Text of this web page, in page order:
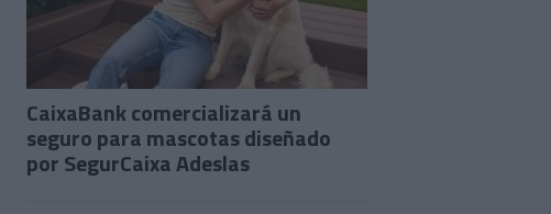
CaixaBank comercializará un
seguro para mascotas diseñado
por SegurCaixa Adeslas